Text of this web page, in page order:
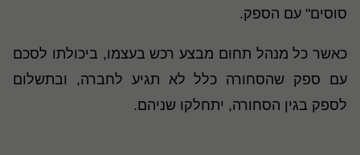
סוסים" עם הספק.
כאשר כל מנהל תחום מבצע רכש בעצמו, ביכולתו לסכם
עם ספק שהסחורה כלל לא תגיע לחברה, ובתשלום
לספק בגין הסחורה, יתחלקו שניהם.